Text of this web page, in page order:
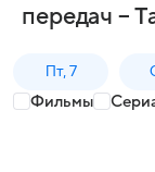
передач –
Пт, 7
Фильмы